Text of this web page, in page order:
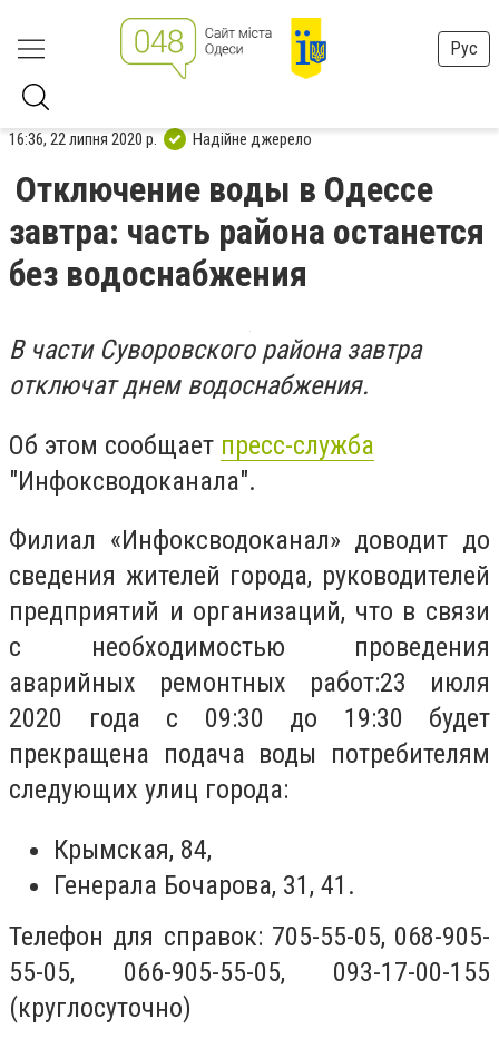
Рус
16:36, 22 липня 2020 р. Надійне джерело
Отключение воды в Одессе
завтра: часть района останется
без водоснабжения
В части Суворовского района завтра
отключат днем водоснабжения.
Об этом сообщает пресс-служба
"Инфоксводоканала".
Филиал «Инфоксводоканал» доводит до
сведения жителей города, руководителей
предприятий и организаций, что в связи
с необходимостью проведения
аварийных ремонтных работ:23 июля
2020 года с 09:30 до 19:30 будет
прекращена подача воды потребителям
следующих улиц города:
Крымская, 84,
Генерала Бочарова, 31, 41.
Телефон для справок: 705-55-05, 068-905-
55-05, 066-905-55-05, 093-17-00-155
(круглосуточно)